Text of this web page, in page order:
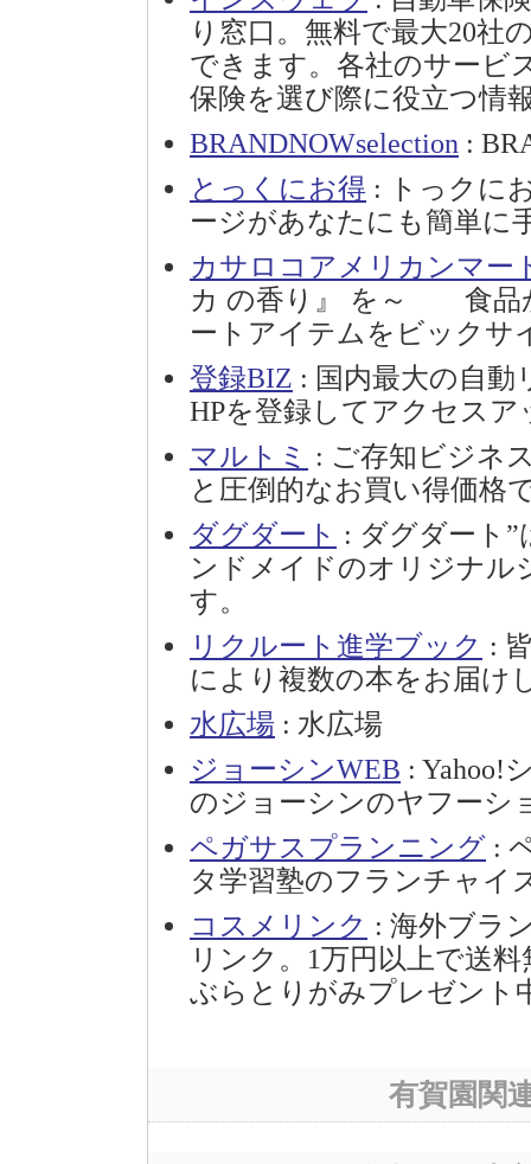
り窓口。無料で最大20社
できます。各社のサービ
保険を選び際に役立つ情
BRANDNOWselection :
とっくにお得 : トっクに
ージがあなたにも簡単に
カサロコアメリカンマー
カ の香り』 を～ 食品
ートアイテムをビックサ
登録BIZ : 国内最大の自動
HPを登録してアクセスア
マルトミ
: ご存知ビジネ
と圧倒的なお買い得価格
ダグダート : ダグダート
ンドメイドのオリジナル
す。
リクルート進学ブック :
により複数の本をお届け
水広場 : 水広場
ジョーシンWEB : Yahoo!
のジョーシンのヤフーシ
ペガサスプランニング :
タ学習塾のフランチャイ
コスメリンク : 海外ブラ
リンク。1万円以上で送
ぶらとりがみプレゼント
有賀園関